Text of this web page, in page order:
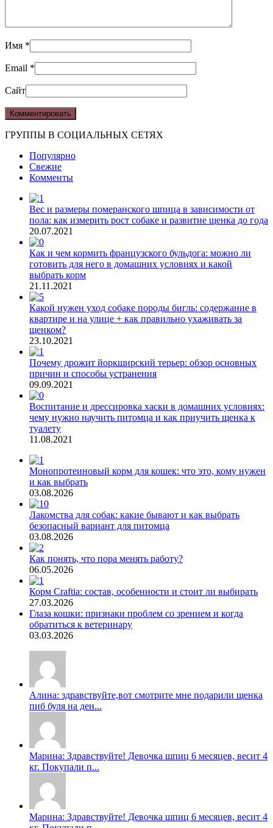
Имя *
Email *
Сайт
ГРУППЫ В СОЦИАЛЬНЫХ СЕТЯХ
Популярно
Свежие
Комменты
Вес и размеры померанского шпица в зависимости от
пола: как измерить рост собаке и развитие щенка до года
20.07.2021
Как и чем кормить французского бульдога: можно ли
готовить для него в домашних условиях и какой
выбрать корм
21.11.2021
Какой нужен уход собаке породы бигль: содержание в
квартире и на улице + как правильно ухаживать за
щенком?
23.10.2021
Почему дрожит йоркширский терьер: обзор основных
причин и способы устранения
09.09.2021
Воспитание и дрессировка хаски в домашних условиях:
чему нужно научить питомца и как приучить щенка к
туалету
11.08.2021
Монопротеиновый корм для кошек: что это, кому нужен
и как выбрать
03.08.2026
Лакомства для собак: какие бывают и как выбрать
безопасный вариант для питомца
03.08.2026
Как понять, что пора менять работу?
06.05.2026
Корм Craftia: состав, особенности и стоит ли выбирать
27.03.2026
Глаза кошки: признаки проблем со зрением и когда
обратиться к ветеринару
03.03.2026
Алина: здравствуйте,вот смотрите мне подарили щенка
пиб буля на ден...
Марина: Здравствуйте! Девочка шпиц 6 месяцев, весит 4
кг. Покупали п...
Марина: Здравствуйте! Девочка шпиц 6 месяцев, весит 4